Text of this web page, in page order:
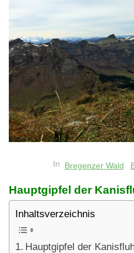
In Bregenzer Wald
Hauptgipfel der
Inhaltsverzeichnis
Hauptgipfel der